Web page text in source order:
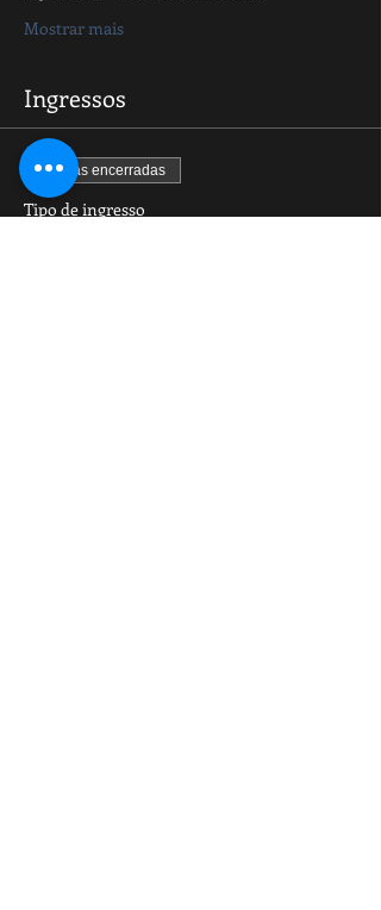
Mostrar mais
Ingressos
Vendas encerradas
Tipo de ingresso